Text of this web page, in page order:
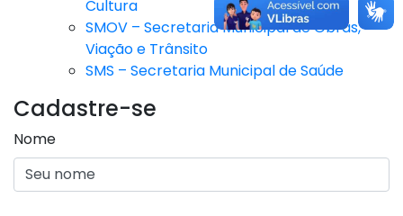
Cultura
SMOV – Secretaria Municipal de Obras,
Viação e Trânsito
SMS – Secretaria Municipal de Saúde
Cadastre-se
Nome